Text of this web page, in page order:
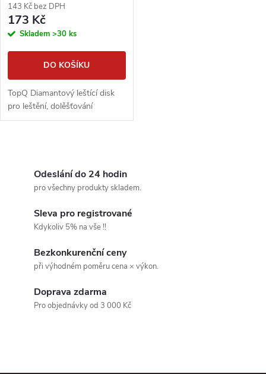
143 Kč bez DPH
173 Kč
Skladem >30 ks
DO KOŠÍKU
TopQ Diamantový leštící disk
pro leštění, dolěšťování
Odeslání do 24 hodin
pro všechny produkty skladem.
Sleva pro registrované
Kdykoliv 5% na vše !!
Bezkonkurenční ceny
při výhodném poměru cena × výkon.
Doprava zdarma
Pro objednávky od 3 000 Kč